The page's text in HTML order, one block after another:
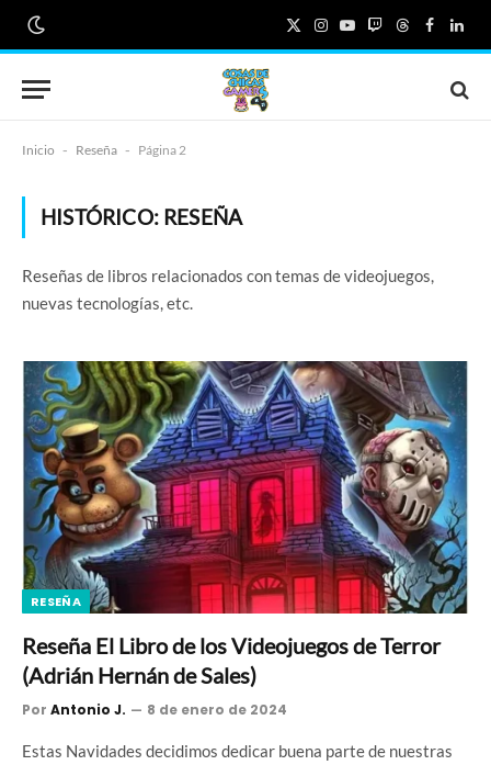
X
(Twitter)
Instagram
YouTube
TwitchThreads
Inicio - Reseña - Página 2
HISTÓRICO: RESEÑA
Reseñas de libros relacionados con temas de videojuegos,
nuevas tecnologías, etc.
RESEÑA
Reseña El Libro de los Videojuegos de Terror
(Adrián Hernán de Sales)
Por Antonio J. 8 de enero de 2024
Estas Navidades decidimos dedicar buena parte de nuestras